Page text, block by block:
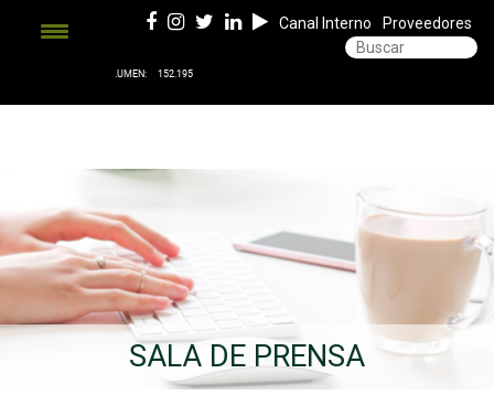
Canal Interno Proveedores
SALA DE PRENSA